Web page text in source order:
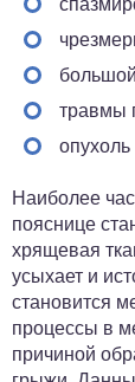
травмы
опухоль
Наиболее
пояснице
хрящевая
усыхает и
становится
процессы в
причиной